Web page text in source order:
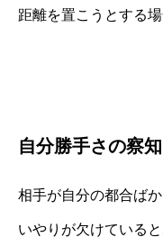
距離を置こうとする
自分勝手さの察知
相手が自分の都合ば
いやりが欠けている